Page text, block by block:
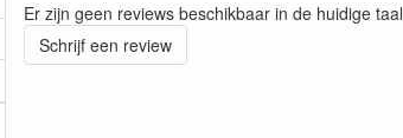
Er zijn geen reviews beschikbaar in de huidige taal
Schrijf een review